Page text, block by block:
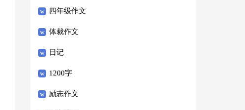
四年级作文
体裁作文
日记
1200字
励志作文